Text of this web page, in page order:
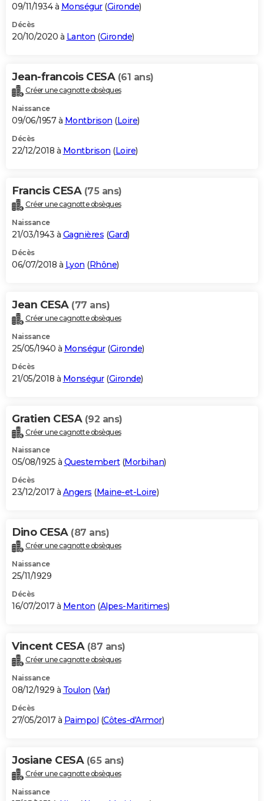
09/11/1934 à Monségur(Gironde)
Décès
20/10/2020 à Lanton (Gironde)
Jean-francois CESA (61 ans)
Créer une cagnotte obsèques
Naissance
09/06/1957 à Montbrison (Loire)
Décès
22/12/2018 à Montbrison (Loire)
Francis CESA (75 ans)
Créer une cagnotte obsèques
Naissance
21/03/1943 à Gagnières (Gard)
Décès
06/07/2018 à Lyon (Rhône)
Jean CESA (77 ans)
Créer une cagnotte obsèques
Naissance
25/05/1940 à Monségur(Gironde)
Décès
21/05/2018 à Monségur(Gironde)
Gratien CESA (92 ans)
Créer une cagnotte obsèques
Naissance
05/08/1925 à Questembert(Morbihan)
Décès
23/12/2017 à Angers (Maine-et-Loire)
Dino CESA (87 ans)
Créer une cagnotte obsèques
Naissance
25/11/1929
Décès
16/07/2017 à Menton (Alpes-Maritimes)
Vincent CESA (87 ans)
Créer une cagnotte obsèques
Naissance
08/12/1929 à Toulon (Var)
Décès
27/05/2017 à Paimpol (Côtes-d'Armor)
Josiane CESA (65 ans)
Créer une cagnotte obsèques
Naissance